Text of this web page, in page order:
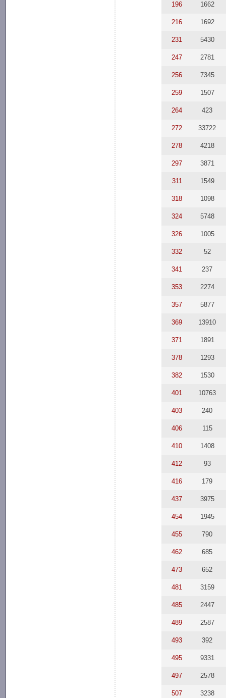
196 1662
216 1692
231 5430
247 2781
256 7345
259 1507
264 423
272 33722
278 4218
297 3871
311 1549
318 1098
324 5748
326 1005
332 52
341 237
353 2274
357 5877
369 13910
371 1891
378 1293
382 1530
401 10763
403 240
406 115
410 1408
412 93
416 179
437 3975
454 1945
455 790
462 685
473 652
481 3159
485 2447
489 2587
493 392
495 9331
497 2578
507 3238